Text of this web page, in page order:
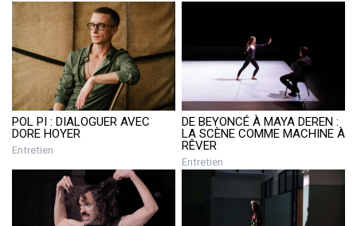
POL PI : DIALOGUER AVEC
DORE HOYER
Entretien
DE BEYONCÉ À MAYA DEREN :
LA SCÈNE COMME MACHINE À
RÊVER
Entretien